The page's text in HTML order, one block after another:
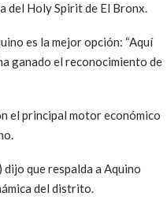
del Holy Spirit de El Bronx.
es la mejor opción: “Aquí
ganado el reconocimiento de
el principal motor económico
que respalda a Aquino
del distrito.